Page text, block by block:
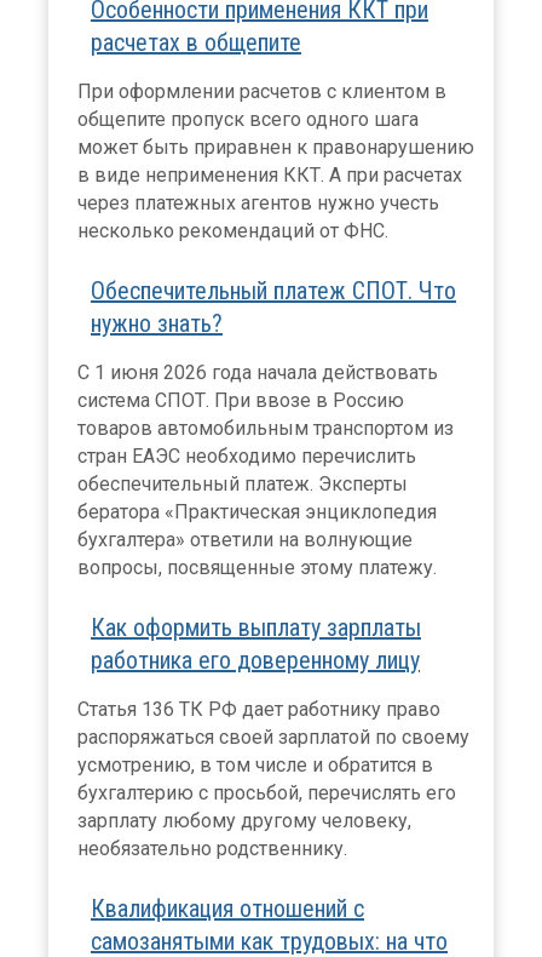
Особенности применения ККТ при
расчетах в общепите
При оформлении расчетов с клиентом в
общепите пропуск всего одного шага
может быть приравнен к правонарушению
в виде неприменения ККТ. А при расчетах
через платежных агентов нужно учесть
несколько рекомендаций от ФНС.
Обеспечительный платеж СПОТ. Что
нужно знать?
С 1 июня 2026 года начала действовать
система СПОТ. При ввозе в Россию
товаров автомобильным транспортом из
стран ЕАЭС необходимо перечислить
обеспечительный платеж. Эксперты
бератора «Практическая энциклопедия
бухгалтера» ответили на волнующие
вопросы, посвященные этому платежу.
Как оформить выплату зарплаты
работника его доверенному лицу
Статья 136 ТК РФ дает работнику право
распоряжаться своей зарплатой по своему
усмотрению, в том числе и обратится в
бухгалтерию с просьбой, перечислять его
зарплату любому другому человеку,
необязательно родственнику.
Квалификация отношений с
самозанятыми как трудовых: на что